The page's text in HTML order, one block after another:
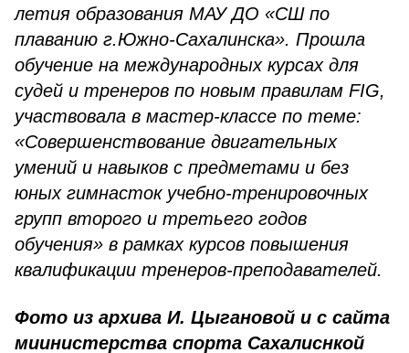
летия образования МАУ ДО «СШ по
плаванию г.Южно-Сахалинска». Прошла
обучение на международных курсах для
судей и тренеров по новым правилам FIG,
участвовала в мастер-классе по теме:
«Совершенствование двигательных
умений и навыков с предметами и без
юных гимнасток учебно-тренировочных
групп второго и третьего годов
обучения» в рамках курсов повышения
квалификации тренеров-преподавателей.
Фото из архива И. Цыгановой и с сайта
миинистерства спорта Сахалиснкой